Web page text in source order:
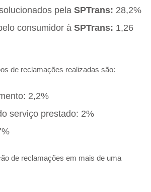
pela SPTrans: 28,2%
consumidor à SPTrans: 1,26
de reclamações realizadas são:
2,2%
serviço prestado: 2%
de reclamações em mais de uma